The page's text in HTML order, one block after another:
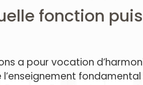
fonction
a pour vocation